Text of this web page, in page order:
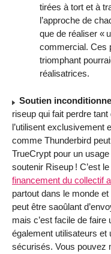
tirées à tort et à
l’approche de
que de réaliser «
commercial. Ces
triomphant
réalisatrices.
Soutien
riseup qui fait perdre
l’utilisent exclusivement
comme Thunderbird
TrueCrypt pour un usage
soutenir Riseup ! C’est
financement du collectif
partout dans le monde
peut être saoûlant
mais c’est facile de
également utilisateurs
sécurisés. Vous pouvez